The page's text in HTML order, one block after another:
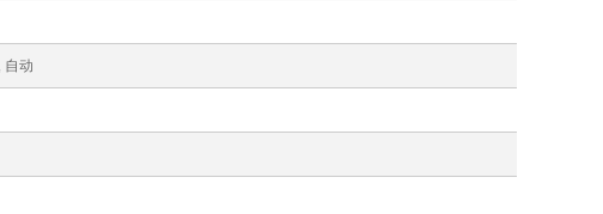
自动